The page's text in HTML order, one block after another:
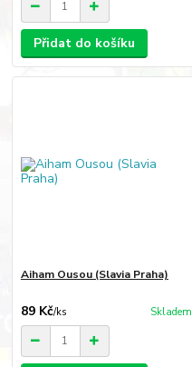
Přidat do košíku
Aiham Ousou (Slavia Praha)
89 Kč/ks Skladem